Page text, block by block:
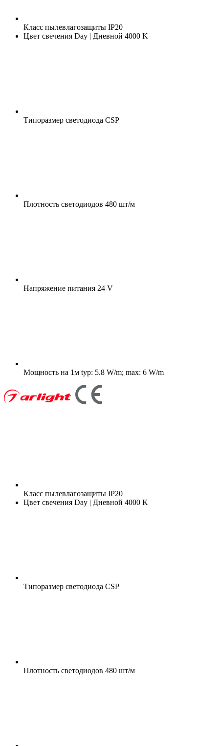
Класс пылевлагозащиты IP20
Цвет свечения Day | Дневной 4000 K
Типоразмер светодиода CSP
Плотность светодиодов 480 шт/м
Напряжение питания 24 V
Мощность на 1м typ: 5.8 W/m; max: 6 W/m
Класс пылевлагозащиты IP20
Цвет свечения Day | Дневной 4000 K
Типоразмер светодиода CSP
Плотность светодиодов 480 шт/м